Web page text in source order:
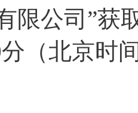
限公司”获
（北京时